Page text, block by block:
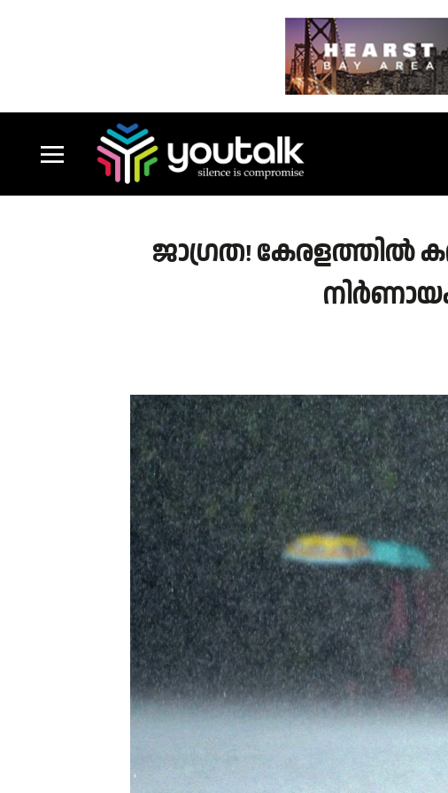
ജാഗ്രത! കേരളത്തിൽ